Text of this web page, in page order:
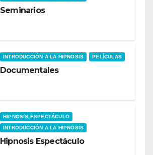
Seminarios
INTRODUCCIÓN A LA HIPNOSIS PELÍCULAS
Documentales
HIPNOSIS ESPECTÁCULO
INTRODUCCIÓN A LA HIPNOSIS
Hipnosis Espectáculo